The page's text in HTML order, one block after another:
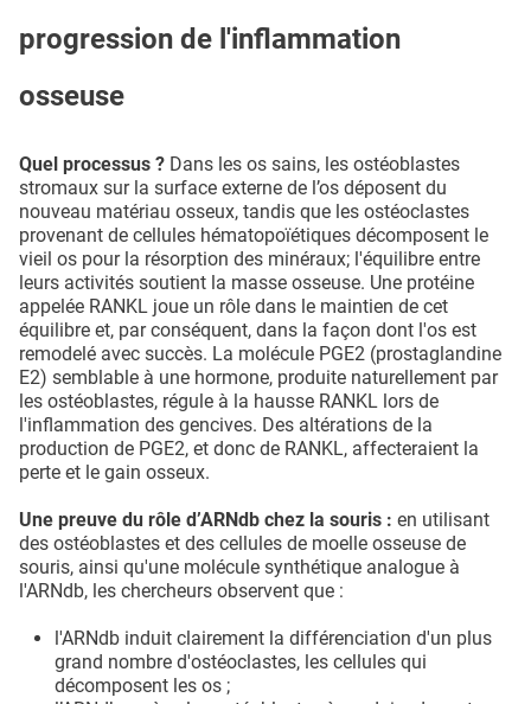
progression de l'inflammation
osseuse
Quel processus ? Dans les os sains, les ostéoblastes
stromaux sur la surface externe de l’os déposent du
nouveau matériau osseux, tandis que les ostéoclastes
provenant de cellules hématopoïétiques décomposent le
vieil os pour la résorption des minéraux; l'équilibre entre
leurs activités soutient la masse osseuse. Une protéine
appelée RANKL joue un rôle dans le maintien de cet
équilibre et, par conséquent, dans la façon dont l'os est
remodelé avec succès. La molécule PGE2 (prostaglandine
E2) semblable à une hormone, produite naturellement par
les ostéoblastes, régule à la hausse RANKL lors de
l'inflammation des gencives. Des altérations de la
production de PGE2, et donc de RANKL, affecteraient la
perte et le gain osseux.
Une preuve du rôle d’ARNdb chez la souris : en utilisant
des ostéoblastes et des cellules de moelle osseuse de
souris, ainsi qu'une molécule synthétique analogue à
l'ARNdb, les chercheurs observent que :
l'ARNdb induit clairement la différenciation d'un plus
grand nombre d'ostéoclastes, les cellules qui
décomposent les os ;